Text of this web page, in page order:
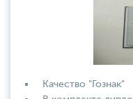
Качество "Гознак"